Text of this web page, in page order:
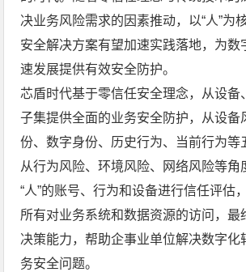
决业务风险需求的因素推动，以“人”为
安全解决方案有望加速实践落地，为数
速发展提供有效安全防护。
芯盾时代基于零信任安全理念，从设备
子集提供全面的业务安全防护，从设备
份、数字身份、历史行为、当前行为等
从行为风险、环境风险、网络风险等角
“人”的账号、行为和设备进行信任评估
所有对业务系统和数据资源的访问，最
决策能力，帮助企事业单位解决数字化
务安全问题。